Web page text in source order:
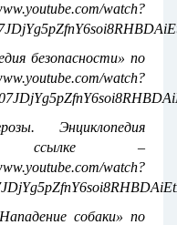
watch?
безопасности» по
watch?
Энциклопедия
ссылке –
watch?
собаки» по